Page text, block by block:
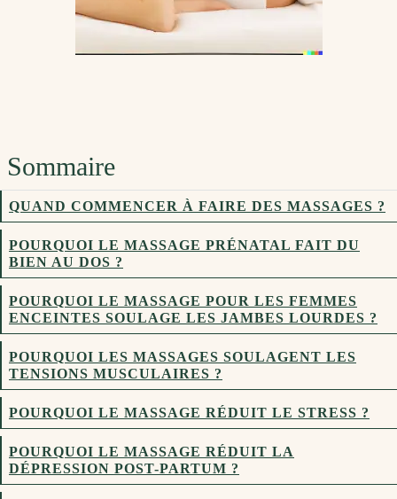
Sommaire
QUAND COMMENCER À FAIRE DES MASSAGES ?
POURQUOI LE MASSAGE PRÉNATAL FAIT DU
BIEN AU DOS ?
POURQUOI LE MASSAGE POUR LES FEMMES
ENCEINTES SOULAGE LES JAMBES LOURDES ?
POURQUOI LES MASSAGES SOULAGENT LES
TENSIONS MUSCULAIRES ?
POURQUOI LE MASSAGE RÉDUIT LE STRESS ?
POURQUOI LE MASSAGE RÉDUIT LA
DÉPRESSION POST-PARTUM ?